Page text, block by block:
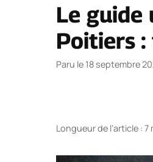
Le
Poitiers
Paru le 18 septembre
Longueur de l’article : 7